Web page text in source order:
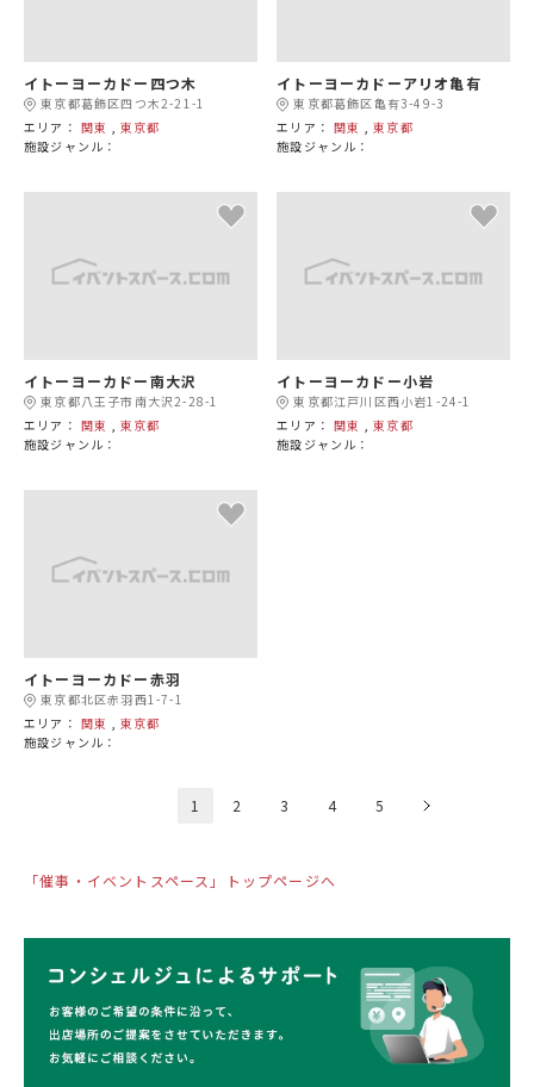
イトーヨーカドー四つ木
東京都葛飾区四つ木2-21-1
エリア： 関東 ,東京都
施設ジャンル：
イトーヨーカドーアリオ亀有
東京都葛飾区亀有3-49-3
エリア：関東 ,東京都
施設ジャンル：
イトーヨーカドー南大沢
東京都八王子市南大沢2-28-1
エリア： 関東 ,東京都
施設ジャンル：
イトーヨーカドー小岩
東京都江戸川区西小岩1-24-1
エリア：関東 ,東京都
施設ジャンル：
イトーヨーカドー赤羽
東京都北区赤羽西1-7-1
エリア： 関東 ,東京都
施設ジャンル：
1 2 3 4 5
「催事・イベントスペース」トップページへ